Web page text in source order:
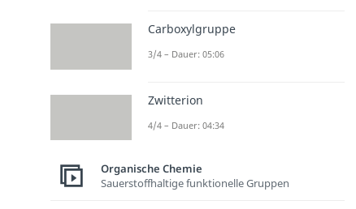
Carboxylgruppe
3/4 – Dauer: 05:06
Zwitterion
4/4 – Dauer: 04:34
Organische Chemie
Sauerstoffhaltige funktionelle Gruppen